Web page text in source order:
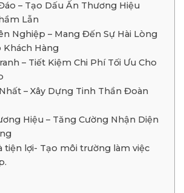
– Tạo Dấu Ấn Thương Hiệu
Lẫn
Nghiệp – Mang Đến Sự Hài Lòng
Khách Hàng
– Tiết Kiệm Chi Phí Tối Ưu Cho
– Xây Dựng Tinh Thần Đoàn
Hiệu – Tăng Cường Nhận Diện
tiện lợi- Tạo môi trường làm việc